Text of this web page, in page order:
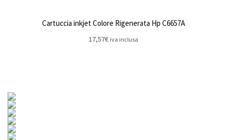
Cartuccia inkjet Colore Rigenerata Hp C6657A
17,57€ iva inclusa